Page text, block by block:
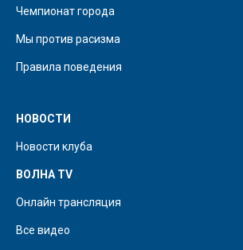
Чемпионат города
Мы против расизма
Правила поведения
НОВОСТИ
Новости клуба
ВОЛНА TV
Онлайн трансляция
Все видео